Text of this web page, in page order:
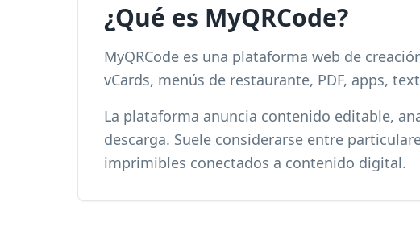
¿Qué es MyQRCode?
MyQRCode es una plataforma web de
vCards, menús de restaurante, PDF, apps,
La plataforma anuncia contenido editable,
descarga. Suele considerarse entre
imprimibles conectados a contenido digital.